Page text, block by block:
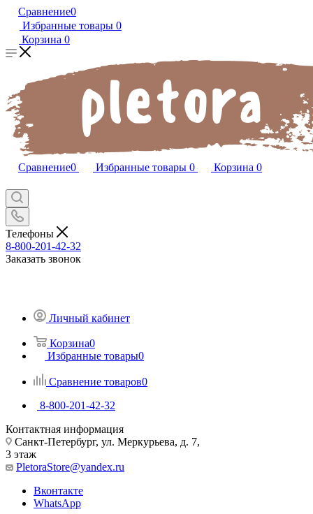
Сравнение0
Избранные товары 0
Корзина 0
Сравнение0 Избранные товары 0 Корзина 0
Телефоны
8-800-201-42-32
Заказать звонок
Личный кабинет
Корзина0
Избранные товары0
Сравнение товаров0
8-800-201-42-32
Контактная информация
Санкт-Петербург, ул. Меркурьева, д. 7,
3 этаж
PletoraStore@yandex.ru
Вконтакте
WhatsApp